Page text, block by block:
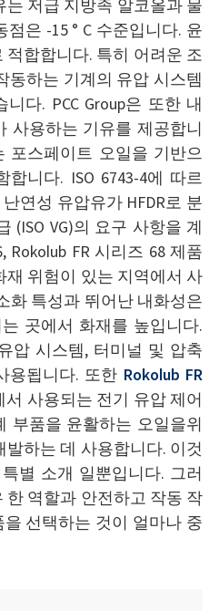
저급 지방족 알코올과 물
은 -15 ° C 수준입니다. 윤
합합니다. 특히 어려운 조
동하는 기계의 유압 시스템
다. PCC Group은 또한 내
사용하는 기유를 제공합니
포스페이트 오일을 기반으
니다. ISO 6743-4에 따르
연성 유압유가 HFDR로 분
(ISO VG)의 요구 사항을 계
Rokolub FR 시리즈 68 제품
위험이 있는 지역에서 사
화 특성과 뛰어난 내화성은
곳에서 화재를 높입니다.
압 시스템, 터미널 및 압축
용됩니다. 또한 Rokolub FR
사용되는 전기 유압 제어
부품을 윤활하는 오일을위
하는 데 사용합니다. 이것
별 소개 일뿐입니다. 그러
한 역할과 안전하고 작동 작
선택하는 것이 얼마나 중